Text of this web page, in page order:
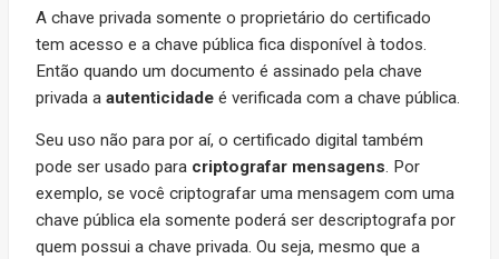
A chave privada somente o proprietário do certificado
tem acesso e a chave pública fica disponível à todos.
Então quando um documento é assinado pela chave
privada a autenticidade é verificada com a chave pública.
Seu uso não para por aí, o certificado digital também
pode ser usado para criptografar mensagens. Por
exemplo, se você criptografar uma mensagem com uma
chave pública ela somente poderá ser descriptografa por
quem possui a chave privada. Ou seja, mesmo que a